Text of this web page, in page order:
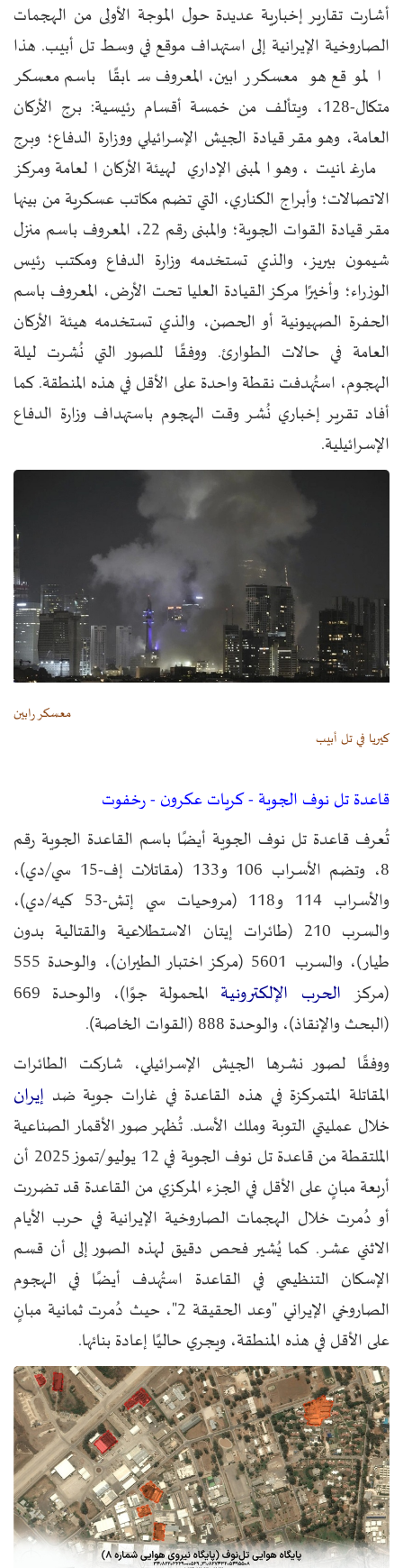
أشارت تقارير إخبارية عديدة حول الموجة الأولى من الهجمات
الصاروخية الإيرانية إلى استهداف موقع في وسط تل أبيب. هذا
الموقع هو معسكر رابين، المعروف سابقًا باسم معسكر
متكال-128، ويتألف من خمسة أقسام رئيسية: برج الأركان
العامة، وهو مقر قيادة الجيش الإسرائيلي ووزارة الدفاع؛ وبرج
مارغانيت، وهو المبنى الإداري لهيئة الأركان العامة ومركز
الاتصالات؛ وأبراج الكناري، التي تضم مكاتب عسكرية من بينها
مقر قيادة القوات الجوية؛ والمبنى رقم 22، المعروف باسم منزل
شيمون بيريز، والذي تستخدمه وزارة الدفاع ومكتب رئيس
الوزراء؛ وأخيرًا مركز القيادة العليا تحت الأرض، المعروف باسم
الحفرة الصهيونية أو الحصن، والذي تستخدمه هيئة الأركان
العامة في حالات الطوارئ. ووفقًا للصور التي نُشرت ليلة
الهجوم، استُهدفت نقطة واحدة على الأقل في هذه المنطقة. كما
أفاد تقرير إخباري نُشر وقت الهجوم باستهداف وزارة الدفاع
الإسرائيلية.
معسكر رابين
كيريا في تل أبيب
قاعدة تل نوف الجوية - كريات عكرون - رخفوت
تُعرف قاعدة تل نوف الجوية أيضًا باسم القاعدة الجوية رقم
8، وتضم الأسراب 106 و133 (مقاتلات إف-15 سي/دي)،
والأسراب 114 و118 (مروحيات سي إتش-53 كيه/دي)،
والسرب 210 (طائرات إيتان الاستطلاعية والقتالية بدون
طيار)، والسرب 5601 (مركز اختبار الطيران)، والوحدة 555
(مركزالحرب الإلكترونية
المحمولة جوًا)، والوحدة 669
(البحث والإنقاذ)، والوحدة 888 (القوات الخاصة).
ووفقًا لصور نشرها الجيش الإسرائيلي، شاركت الطائرات
المقاتلة المتمركزة في هذه القاعدة في غارات جوية ضد إيران
خلال عمليتي التوبة وملك الأسد. تُظهر صور الأقمار الصناعية
الملتقطة من قاعدة تل نوف الجوية في 12 يوليو/تموز 2025 أن
أربعة مبانٍ على الأقل في الجزء المركزي من القاعدة قد تضررت
أو دُمرت خلال الهجمات الصاروخية الإيرانية في حرب الأيام
الاثني عشر. كما يُشير فحص دقيق لهذه الصور إلى أن قسم
الإسكان التنظيمي في القاعدة استُهدف أيضًا في الهجوم
الصاروخي الإيراني "وعد الحقيقة 2"، حيث دُمرت ثمانية مبانٍ
على الأقل في هذه المنطقة، ويجري حاليًا إعادة بنائها.